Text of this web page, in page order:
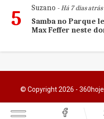
5 Suzano - Há 7 dias atrás
Samba no Parque
Max Feffer neste
© Copyright 2026 -